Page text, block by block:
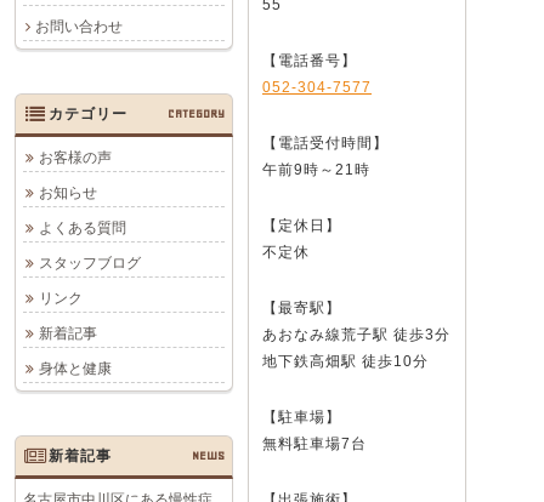
お問い合わせ
55
【電話番号】
052-304-7577
【電話受付時間】
午前9時～21時
【定休日】
不定休
【最寄駅】
あおなみ線荒子駅 徒歩3分
地下鉄高畑駅 徒歩10分
【駐車場】
無料駐車場7台
カテゴリー CATEGORY
お客様の声
お知らせ
よくある質問
スタッフブログ
リンク
新着記事
身体と健康
新着記事 NEWS